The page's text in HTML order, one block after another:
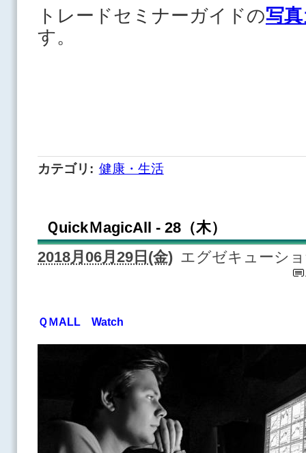
トレードセミナーガイドの写
す。
カテゴリ : 健康・生活
ＱuickＭagicAll - 28（木）
2018月06月29日(金) エグゼキューシ
ＱＭALL Watch